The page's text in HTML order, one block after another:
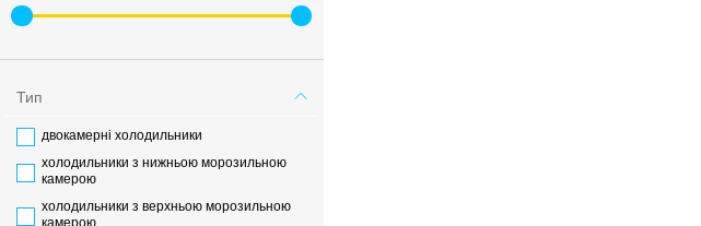
Тип
двокамерні холодильники
холодильники з нижньою морозильною
камерою
холодильники з верхньою морозильною
камерою